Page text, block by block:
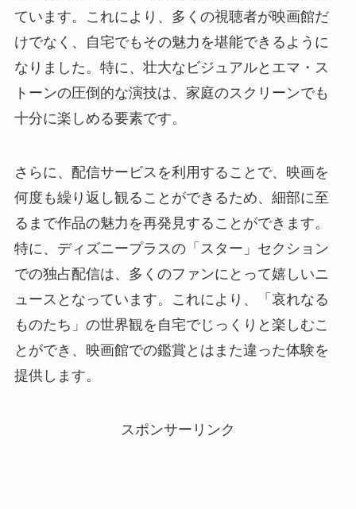
ています。これにより、多くの視聴者が映画館だ
けでなく、自宅でもその魅力を堪能できるように
なりました。特に、壮大なビジュアルとエマ・ス
トーンの圧倒的な演技は、家庭のスクリーンでも
十分に楽しめる要素です​​。
さらに、配信サービスを利用することで、映画を
何度も繰り返し観ることができるため、細部に至
るまで作品の魅力を再発見することができます。
特に、ディズニープラスの「スター」セクション
での独占配信は、多くのファンにとって嬉しいニ
ュースとなっています。これにより、「哀れなる
ものたち」の世界観を自宅でじっくりと楽しむこ
とができ、映画館での鑑賞とはまた違った体験を
提供します​​。
スポンサーリンク